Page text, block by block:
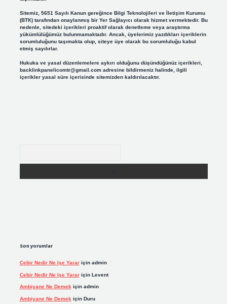
Sitemiz, 5651 Sayılı Kanun gereğince Bilgi Teknolojileri ve İletişim Kurumu
(BTK) tarafından onaylanmış bir Yer Sağlayıcı olarak hizmet vermektedir. Bu
nedenle, sitedeki içerikleri proaktif olarak denetleme veya araştırma
yükümlülüğümüz bulunmamaktadır. Ancak, üyelerimiz yazdıkları içeriklerin
sorumluluğunu taşımakta olup, siteye üye olarak bu sorumluluğu kabul
etmiş sayılırlar.
Hukuka ve yasal düzenlemelere aykırı olduğunu düşündüğünüz içerikleri,
backlinkpanelicomtr@gmail.comadresine bildirmeniz halinde, ilgili
içerikler yasal süre içerisinde sitemizden kaldırılacaktır.
Son yorumlar
Cebir Nedir Ne Işe Yarariçin admin
Cebir Nedir Ne Işe Yarariçin Levent
Ambiyane Ne Demekiçin admin
Ambiyane Ne Demek için Duru